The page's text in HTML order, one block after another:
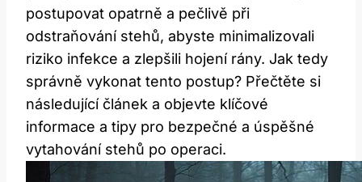
postupovat opatrně a pečlivě při
odstraňování stehů, abyste minimalizovali
riziko infekce a zlepšili hojení rány. Jak tedy
správně vykonat tento postup? Přečtěte si
následující článek a objevte klíčové
informace a tipy pro bezpečné a úspěšné
vytahování stehů po operaci.